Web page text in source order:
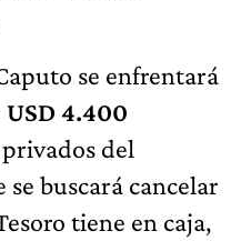
se enfrentará
USD 4.400
del
buscará cancelar
tiene en caja,